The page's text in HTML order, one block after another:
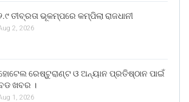
ତୀବ୍ରତା ଭୂକମ୍ପରେ କମ୍ପିଲା ରାଜଧାନୀ
2, 2026
ରେଷ୍ଟୁରାଣ୍ଟ ଓ ଅନ୍ୟାନ ପ୍ରତିଷ୍ଠାନ ପାଇଁ
ଖବର ।
1, 2026